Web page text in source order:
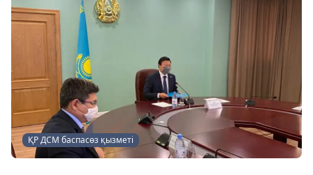
ҚР ДСМ баспасөз қызметі